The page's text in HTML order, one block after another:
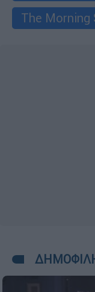
The Morning